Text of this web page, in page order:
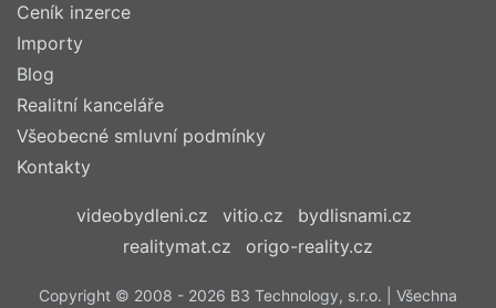
Ceník inzerce
Importy
Blog
Realitní kanceláře
Všeobecné smluvní podmínky
Kontakty
videobydleni.cz vitio.cz
bydlisnami.cz
realitymat.cz
origo-reality.cz
Copyright © 2008 - 2026 B3 Technology, s.r.o. | Všechna